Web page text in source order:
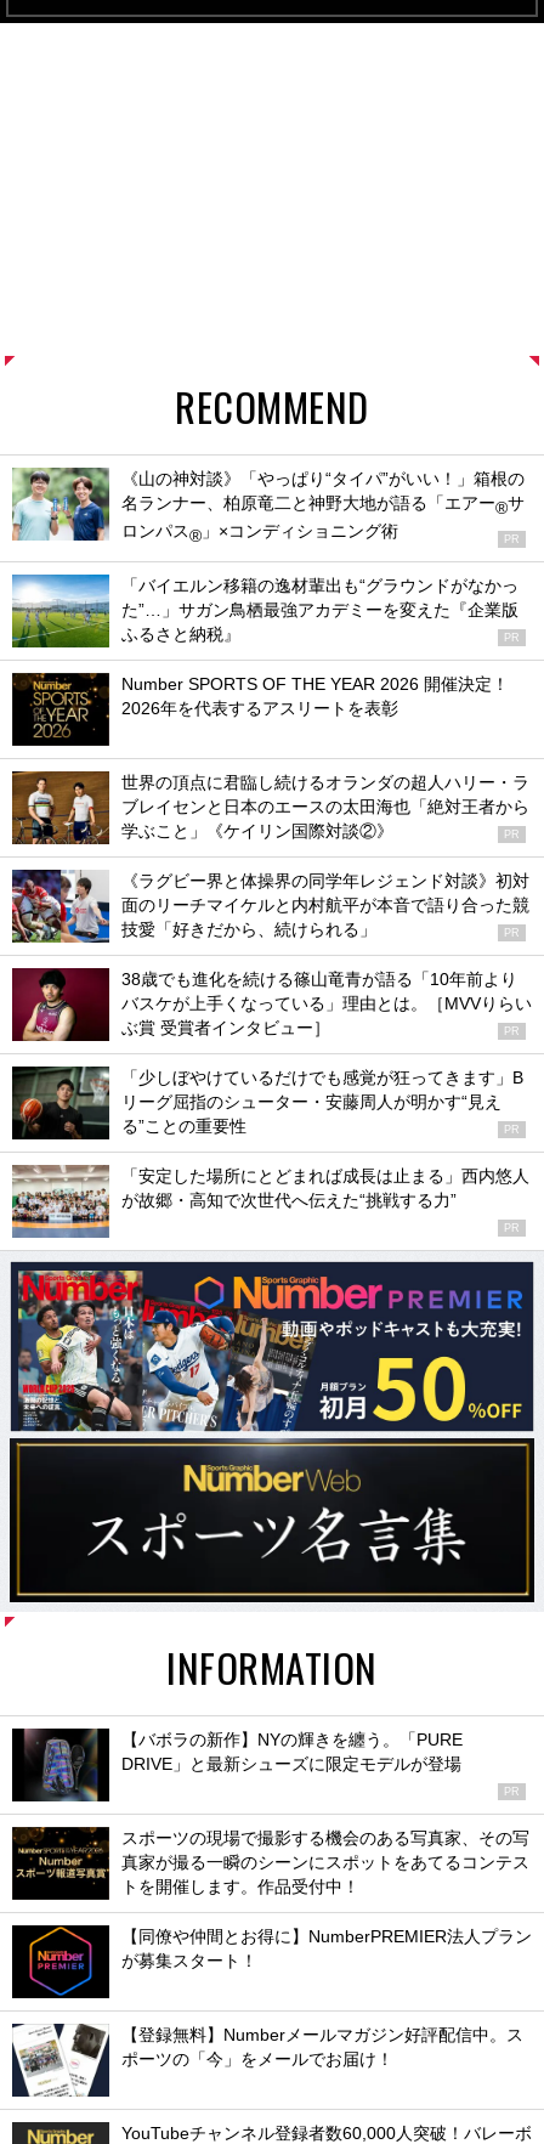
RECOMMEND
《山の神対談》「やっぱり“タイパ”がいい！」箱根の
名ランナー、柏原竜二と神野大地が語る「エアー®サ
ロンパス® 」×コンディショニング術 PR
「バイエルン移籍の逸材輩出も“グラウンドがなかっ
た”…」サガン鳥栖最強アカデミーを変えた『企業版
ふるさと納税』
PR
Number SPORTS OF THE YEAR 2026 開催決定！
2026年を代表するアスリートを表彰
世界の頂点に君臨し続けるオランダの超人ハリー・ラ
ブレイセンと日本のエースの太田海也「絶対王者から
学ぶこと」《ケイリン国際対談②》
PR
《ラグビー界と体操界の同学年レジェンド対談》初対
面のリーチマイケルと内村航平が本音で語り合った競
技愛「好きだから、続けられる」
PR
38歳でも進化を続ける篠山竜青が語る「10年前より
バスケが上手くなっている」理由とは。［MVVりらい
ぶ賞 受賞者インタビュー］
PR
「少しぼやけているだけでも感覚が狂ってきます」B
リーグ屈指のシューター・安藤周人が明かす“見え
る”ことの重要性
PR
「安定した場所にとどまれば成長は止まる」西内悠人
が故郷・高知で次世代へ伝えた“挑戦する力”
PR
INFORMATION
【バボラの新作】NYの輝きを纏う。「PURE
DRIVE」と最新シューズに限定モデルが登場
PR
スポーツの現場で撮影する機会のある写真家、その写
真家が撮る一瞬のシーンにスポットをあてるコンテス
トを開催します。作品受付中！
【同僚や仲間とお得に】NumberPREMIER法人プラン
が募集スタート！
【登録無料】Numberメールマガジン好評配信中。ス
ポーツの「今」をメールでお届け！
YouTubeチャンネル登録者数60,000人突破！バレーボ